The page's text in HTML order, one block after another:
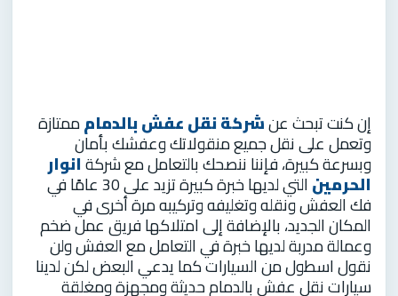
إن كنت تبحث عنشركة نقل عفش بالدمامممتازة
وتعمل على نقل جميع منقولاتك وعفشك بأمان
وبسرعة كبيرة، فإننا ننصحك بالتعامل مع شركةانوار
الحرمين التي لديها خبرة كبيرة تزيد على 30 عامًا في
فك العفش ونقله وتغليفه وتركيبه مرة أخرى في
المكان الجديد، بالإضافة إلى امتلاكها فريق عمل ضخم
وعمالة مدربة لديها خبرة في التعامل مع العفش ولن
نقول اسطول من السيارات كما يدعي البعض لكن لدينا
سيارات نقل عفش بالدمام حديثة ومجهزة ومغلقة